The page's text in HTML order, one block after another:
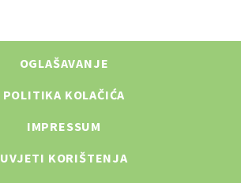
OGLAŠAVANJE
POLITIKA KOLAČIĆA
IMPRESSUM
UVJETI KORIŠTENJA